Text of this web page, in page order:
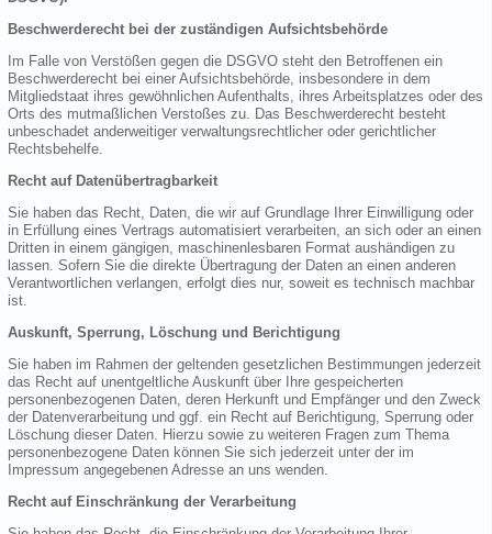
Beschwerderecht bei der zuständigen Aufsichtsbehörde
Im Falle von Verstößen gegen die DSGVO steht den Betroffenen ein
Beschwerderecht bei einer Aufsichtsbehörde, insbesondere in dem
Mitgliedstaat ihres gewöhnlichen Aufenthalts, ihres Arbeitsplatzes oder des
Orts des mutmaßlichen Verstoßes zu. Das Beschwerderecht besteht
unbeschadet anderweitiger verwaltungsrechtlicher oder gerichtlicher
Rechtsbehelfe.
Recht auf Datenübertragbarkeit
Sie haben das Recht, Daten, die wir auf Grundlage Ihrer Einwilligung oder
in Erfüllung eines Vertrags automatisiert verarbeiten, an sich oder an einen
Dritten in einem gängigen, maschinenlesbaren Format aushändigen zu
lassen. Sofern Sie die direkte Übertragung der Daten an einen anderen
Verantwortlichen verlangen, erfolgt dies nur, soweit es technisch machbar
ist.
Auskunft, Sperrung, Löschung und Berichtigung
Sie haben im Rahmen der geltenden gesetzlichen Bestimmungen jederzeit
das Recht auf unentgeltliche Auskunft über Ihre gespeicherten
personenbezogenen Daten, deren Herkunft und Empfänger und den Zweck
der Datenverarbeitung und ggf. ein Recht auf Berichtigung, Sperrung oder
Löschung dieser Daten. Hierzu sowie zu weiteren Fragen zum Thema
personenbezogene Daten können Sie sich jederzeit unter der im
Impressum angegebenen Adresse an uns wenden.
Recht auf Einschränkung der Verarbeitung